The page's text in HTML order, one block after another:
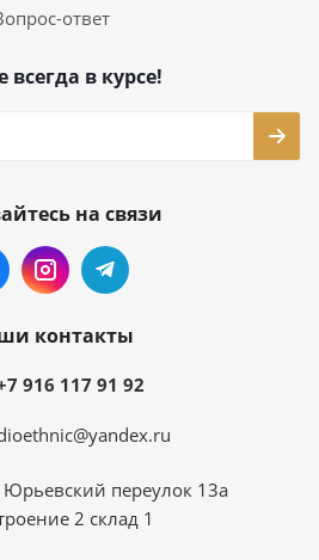
ответ
всегда в курсе!
на связи
контакты
916 117 91 92
Юрьевский переулок 13а
2 склад 1